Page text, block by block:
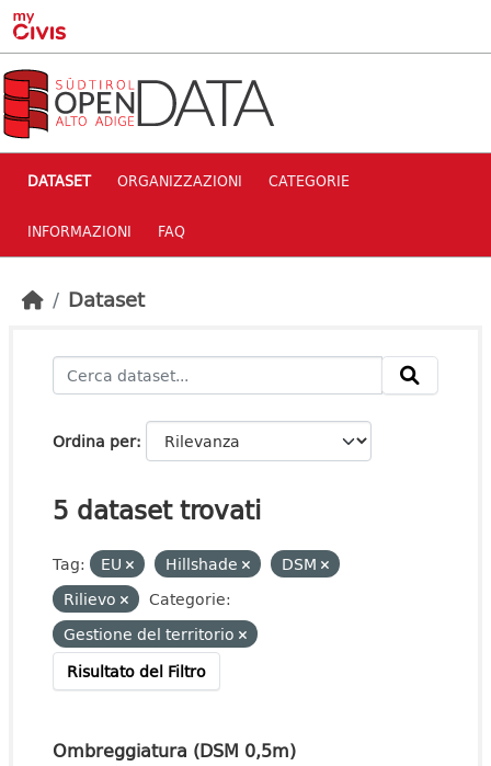
Skip to main content
DATASET ORGANIZZAZIONI CATEGORIE
INFORMAZIONI FAQ
Dataset
Ordina per
5 dataset trovati
Tag: EU Hillshade
DSM
Rilievo
Categorie:
Gestione del territorio
Risultato del Filtro
Ombreggiatura (DSM 0,5m)